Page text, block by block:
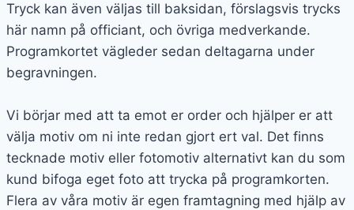
Tryck kan även väljas till baksidan, förslagsvis trycks
här namn på officiant, och övriga medverkande.
Programkortet vägleder sedan deltagarna under
begravningen.
Vi börjar med att ta emot er order och hjälper er att
välja motiv om ni inte redan gjort ert val. Det finns
tecknade motiv eller fotomotiv alternativt kan du som
kund bifoga eget foto att trycka på programkorten.
Flera av våra motiv är egen framtagning med hjälp av